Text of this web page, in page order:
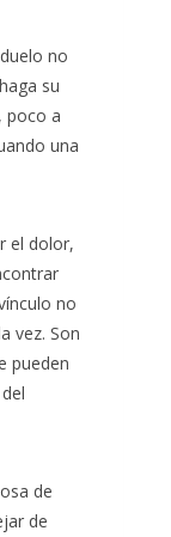
no
su
poco a
una
el dolor,
no
vez. Son
pueden
de
de